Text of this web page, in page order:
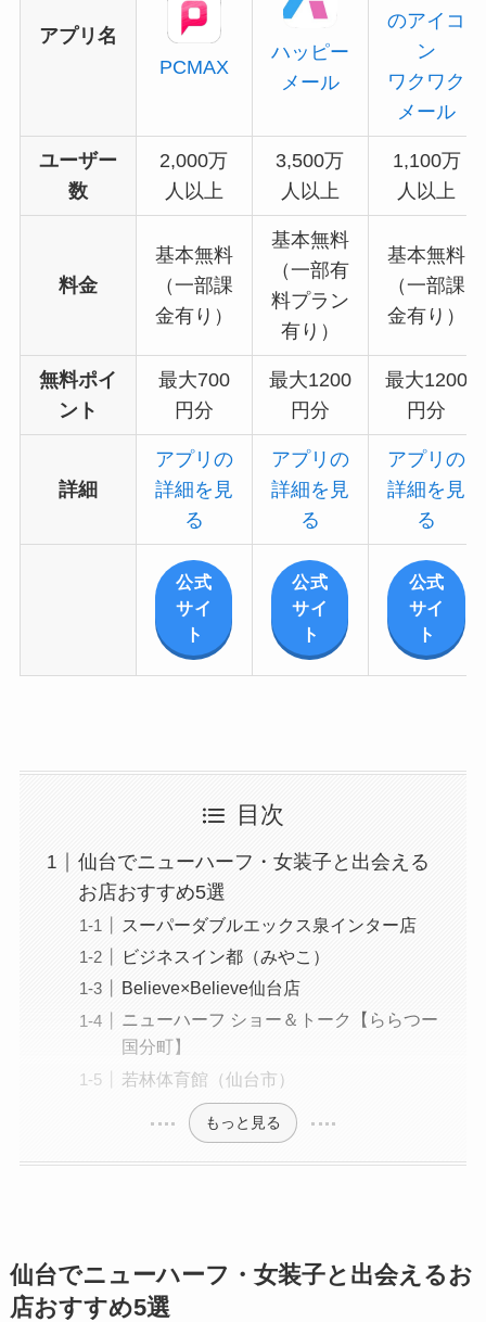
アプリ名
PCMAX
ハッピー
メール
ワクワク
メール
ユーザー
数
2,000万
人以上
3,500万
人以上
1,100万
人以上
料金
基本無料
（一部課
金有り）
基本無料
（一部有
料プラン
有り）
基本無料
（一部課
金有り）
無料ポイ
ント
最大700
円分
最大1200
円分
最大1200
円分
詳細
アプリの
詳細を見
る
アプリの
詳細を見
る
アプリの
詳細を見
る
公式
サイ
ト
公式
サイ
ト
公式
サイ
ト
目次
仙台でニューハーフ・女装子と出会える
お店おすすめ5選
スーパーダブルエックス泉インター店
ビジネスイン都（みやこ）
Believe×Believe仙台店
ニューハーフ ショー＆トーク【ららつー
国分町】
若林体育館（仙台市）
もっと見る
仙台でニューハーフ・女装子と出会えるお
店おすすめ5選